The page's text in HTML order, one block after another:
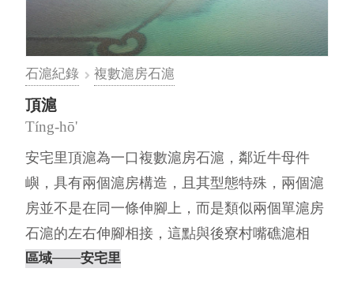
石滬紀錄 複數滬房石滬
頂滬
Tíng-hō'
安宅里頂滬為一口複數滬房石滬，鄰近牛母件
嶼，具有兩個滬房構造，且其型態特殊，兩個滬
房並不是在同一條伸腳上，而是類似兩個單滬房
石滬的左右伸腳相接，這點與後寮村嘴礁滬相
同，可作為複數滬房石滬的多樣型態的代⋯
區域───安宅里